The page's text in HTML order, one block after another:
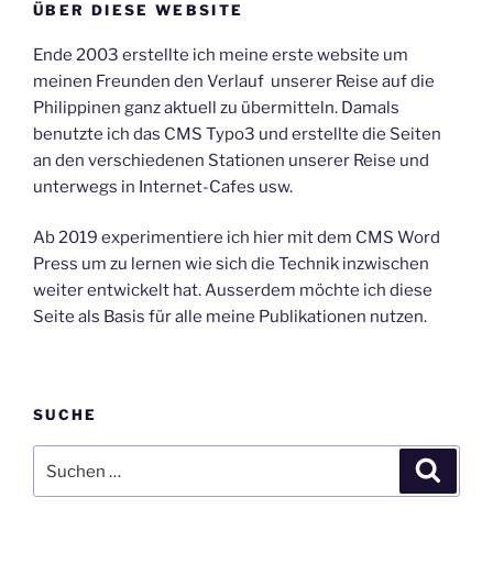
ÜBER DIESE WEBSITE
Ende 2003 erstellte ich meine erste website um
meinen Freunden den Verlauf unserer Reise auf die
Philippinen ganz aktuell zu übermitteln. Damals
benutzte ich das CMS Typo3 und erstellte die Seiten
an den verschiedenen Stationen unserer Reise und
unterwegs in Internet-Cafes usw.
Ab 2019 experimentiere ich hier mit dem CMS Word
Press um zu lernen wie sich die Technik inzwischen
weiter entwickelt hat. Ausserdem möchte ich diese
Seite als Basis für alle meine Publikationen nutzen.
SUCHE
nach: